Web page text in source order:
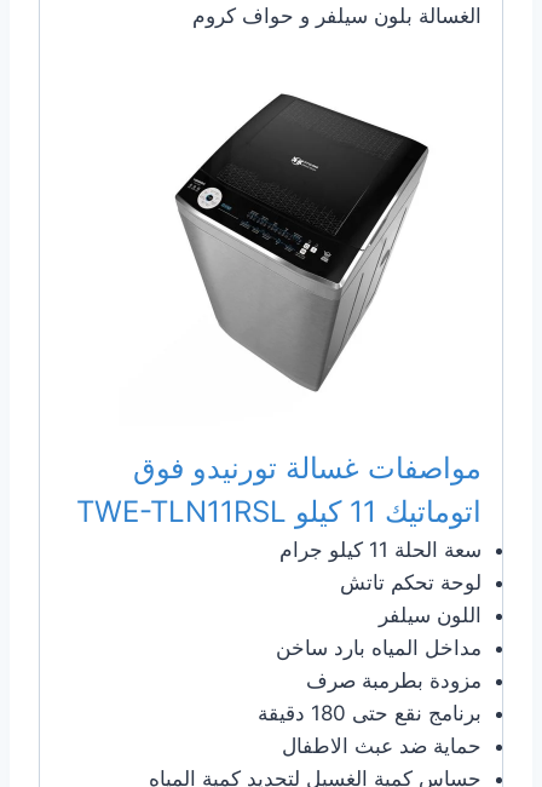
الغسالة بلون سيلفر و حواف كروم
مواصفات غسالة تورنيدو فوق
اتوماتيك 11 كيلو TWE-TLN11RSL
سعة الحلة 11 كيلو جرام
لوحة تحكم تاتش
اللون سيلفر
مداخل المياه بارد ساخن
مزودة بطرمبة صرف
برنامج نقع حتى 180 دقيقة
حماية ضد عبث الاطفال
حساس كمية الغسيل لتحديد كمية المياه